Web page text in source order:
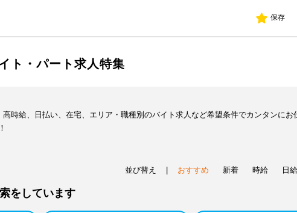
保存
ト・パート求人特集
時給、日払い、在宅、エリア・職種別のバイト求人など希望条件でカンタンにお
並び替え おすすめ 新着 時給 日給
をしています